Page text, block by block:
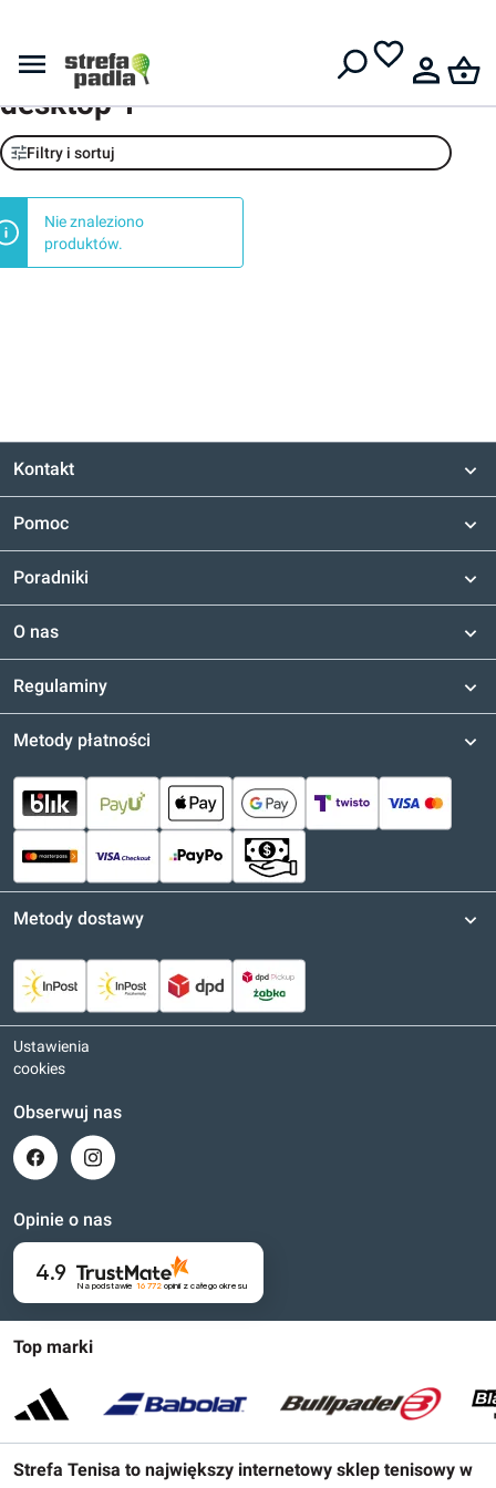
mega menu banner obuwie
desktop 1
Filtry i sortuj
Nie znaleziono
produktów.
Kontakt
Pomoc
Poradniki
O nas
Regulaminy
Top marki
Strefa Tenisa to największy internetowy sklep tenisowy w
Metody płatności
Metody dostawy
Ustawienia
cookies
Obserwuj nas
Opinie o nas
4.9
Na podstawie 16 772opinii z całego okresu